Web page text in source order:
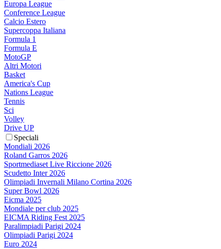
Europa League
Conference League
Calcio Estero
Supercoppa Italiana
Formula 1
Formula E
MotoGP
Altri Motori
Basket
America's Cup
Nations League
Tennis
Sci
Volley
Drive UP
Speciali
Mondiali 2026
Roland Garros 2026
Sportmediaset Live Riccione 2026
Scudetto Inter 2026
Olimpiadi Invernali Milano Cortina 2026
Super Bowl 2026
Eicma 2025
Mondiale per club 2025
EICMA Riding Fest 2025
Paralimpiadi Parigi 2024
Olimpiadi Parigi 2024
Euro 2024